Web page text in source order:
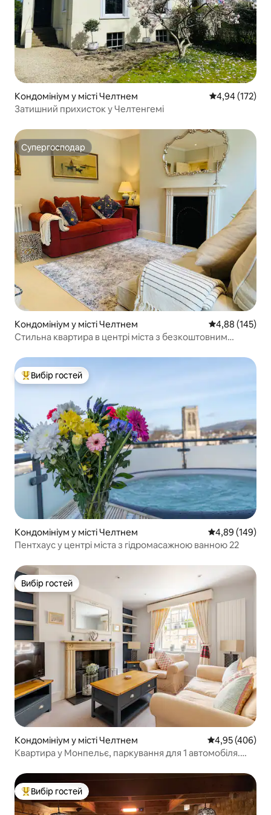
Кондомініум у місті Челтнем Середня
4,94 (172)
Затишний прихисток у Челтенгемі
Супергосподар
Супергосподар
Кондомініум у місті Челтнем Середня
4,88 (145)
Стильна квартира в центрі міста з безкоштовним
Топ вибір гостей
Вибір гостей
Кондомініум у місті Челтнем Середня
4,89 (149)
Пентхаус у центрі міста з гідромасажною ванною 22
Вибір гостей
Вибір гостей
Кондомініум у місті Челтнем Середня
4,95 (406)
Квартира у Монпельє, паркування для 1 автомобіля.
Топ вибір гостей
Вибір гостей